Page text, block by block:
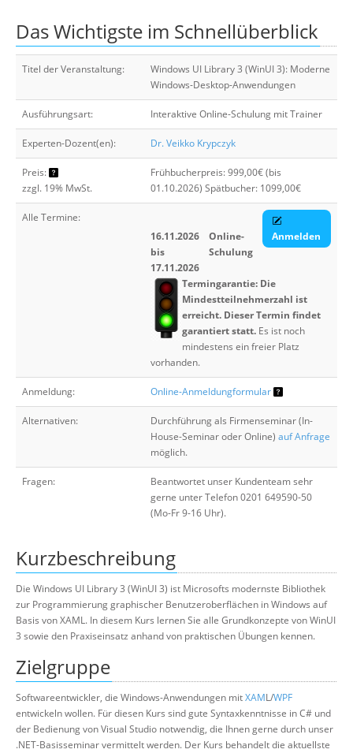
Suche
Das Wichtigste im Schnellüberblick
Titel der Veranstaltung:
Windows UI Library 3 (WinUI 3): Moderne
Windows-Desktop-Anwendungen
Ausführungsart: Interaktive Online-Schulung mit Trainer
Experten-Dozent(en): Dr. Veikko Krypczyk
Preis:
zzgl. 19% MwSt.
Frühbucherpreis: 999,00€ (bis
01.10.2026) Spätbucher: 1099,00€
Alle Termine:
16.11.2026
bis
17.11.2026
Online-
Schulung
Anmelden
Termingarantie: Die
Mindestteilnehmerzahl ist
erreicht. Dieser Termin findet
garantiert statt. Es ist noch
mindestens ein freier Platz
vorhanden.
Anmeldung: Online-Anmeldungformular
Alternativen:
Durchführung als Firmenseminar (In-
House-Seminar oder Online) auf Anfrage
möglich.
Fragen:
Beantwortet unser Kundenteam sehr
gerne unter Telefon 0201 649590-50
(Mo-Fr 9-16 Uhr).
Kurzbeschreibung
Die Windows UI Library 3 (WinUI 3) ist Microsofts modernste Bibliothek
zur Programmierung graphischer Benutzeroberflächen in Windows auf
Basis von XAML. In diesem Kurs lernen Sie alle Grundkonzepte von WinUI
3 sowie den Praxiseinsatz anhand von praktischen Übungen kennen.
Zielgruppe
Softwareentwickler, die Windows-Anwendungen mitXAML/WPF
entwickeln wollen. Für diesen Kurs sind gute Syntaxkenntnisse in C# und
der Bedienung von Visual Studio notwendig, die Ihnen gerne durch unser
.NET-Basisseminar vermittelt werden. Der Kurs behandelt die aktuellste